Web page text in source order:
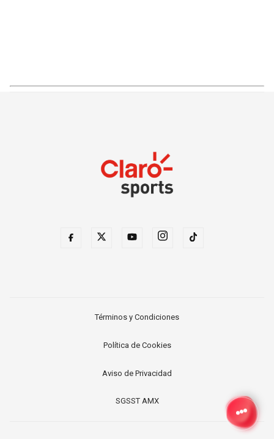
Términos y Condiciones
Política de Cookies
Aviso de Privacidad
SGSST AMX